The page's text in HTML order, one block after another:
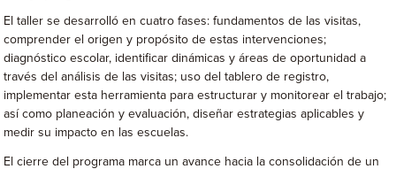
El taller se desarrolló en cuatro fases: fundamentos de las visitas,
comprender el origen y propósito de estas intervenciones;
diagnóstico escolar, identificar dinámicas y áreas de oportunidad a
través del análisis de las visitas; uso del tablero de registro,
implementar esta herramienta para estructurar y monitorear el trabajo;
así como planeación y evaluación, diseñar estrategias aplicables y
medir su impacto en las escuelas.
El cierre del programa marca un avance hacia la consolidación de un